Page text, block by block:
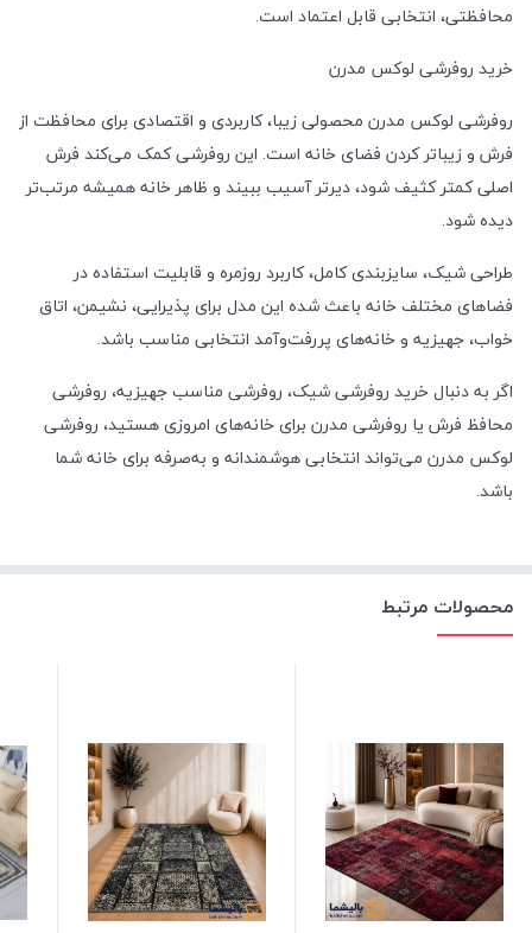
محافظتی، انتخابی قابل اعتماد است.
خرید روفرشی لوکس مدرن
روفرشی لوکس مدرن محصولی زیبا، کاربردی و اقتصادی برای محافظت از
فرش و زیباتر کردن فضای خانه است. این روفرشی کمک می‌کند فرش
اصلی کمتر کثیف شود، دیرتر آسیب ببیند و ظاهر خانه همیشه مرتب‌تر
دیده شود.
طراحی شیک، سایزبندی کامل، کاربرد روزمره و قابلیت استفاده در
فضاهای مختلف خانه باعث شده این مدل برای پذیرایی، نشیمن، اتاق
خواب، جهیزیه و خانه‌های پررفت‌وآمد انتخابی مناسب باشد.
اگر به دنبال خرید روفرشی شیک، روفرشی مناسب جهیزیه، روفرشی
محافظ فرش یا روفرشی مدرن برای خانه‌های امروزی هستید، روفرشی
لوکس مدرن می‌تواند انتخابی هوشمندانه و به‌صرفه برای خانه شما
باشد.
محصولات مرتبط